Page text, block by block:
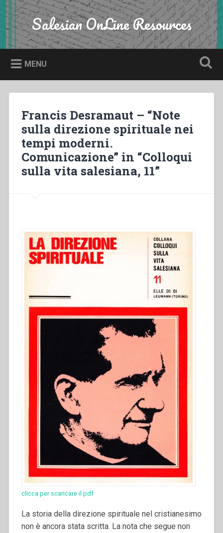
Skip
to
content
Search Salesian OnLine Resources
MENU
Francis Desramaut – “Note
sulla direzione spirituale nei
tempi moderni.
Comunicazione” in “Colloqui
sulla vita salesiana, 11”
clicca per scaricare il pdf
La storia della direzione spirituale nel cristianesimo
non è ancora stata scritta. La nota che segue non